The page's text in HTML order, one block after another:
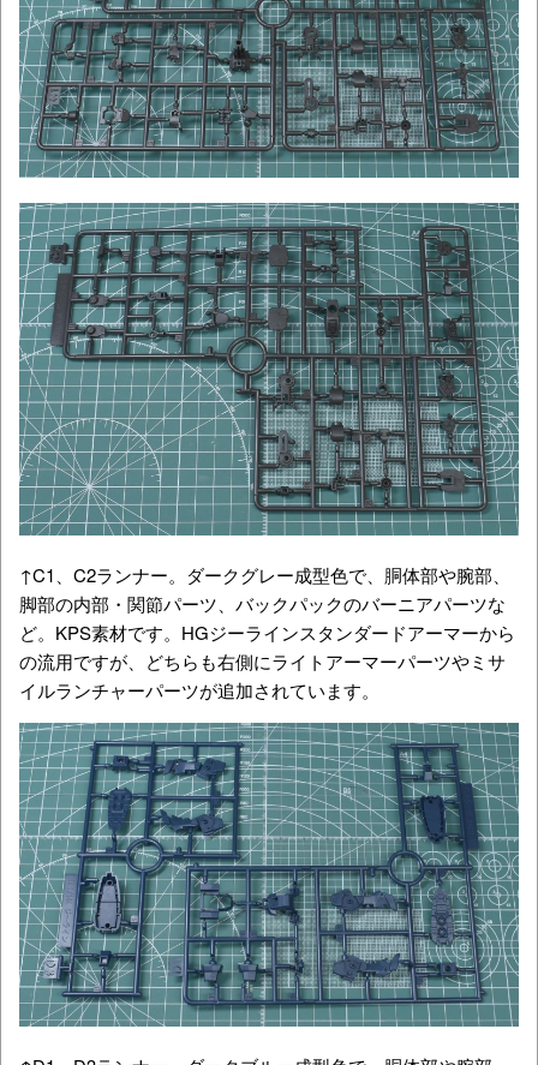
↑C1、C2ランナー。ダークグレー成型色で、胴体部や腕部、
脚部の内部・関節パーツ、バックパックのバーニアパーツな
ど。KPS素材です。HGジーラインスタンダードアーマーから
の流用ですが、どちらも右側にライトアーマーパーツやミサ
イルランチャーパーツが追加されています。